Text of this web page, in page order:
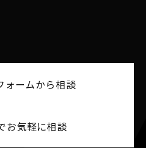
ォームから相談
お気軽に相談